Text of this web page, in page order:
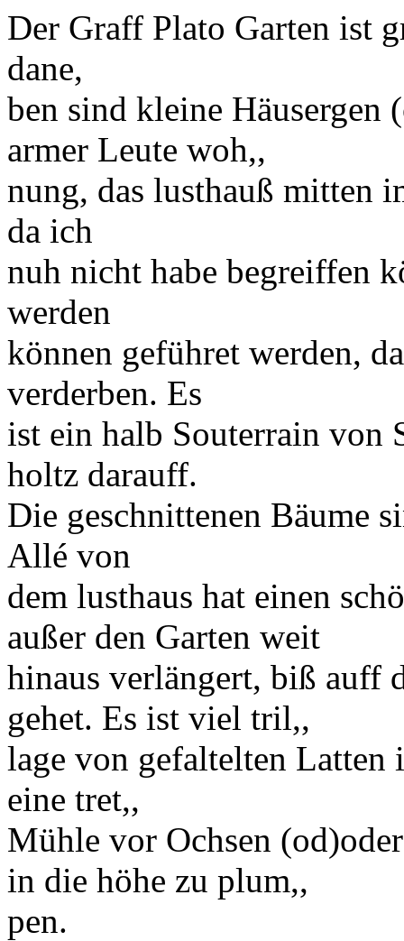
Der Graff Plato Garten ist
dane,
ben sind kleine Häusergen
armer Leute woh,,
nung, das lusthauß mitten
da ich
nuh nicht habe begreiffen
werden
können geführet werden,
verderben. Es
ist ein halb Souterrain von
holtz darauff.
Die geschnittenen Bäume
Allé von
dem lusthaus hat einen
außer den Garten weit
hinaus verlängert, biß auff
gehet. Es ist viel tril,,
lage von gefaltelten Latten
eine tret,,
Mühle vor Ochsen (od)oder
in die höhe zu plum,,
pen.